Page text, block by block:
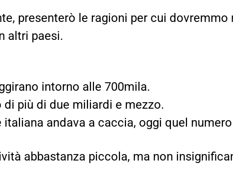
presenterò le ragioni per cui dovremmo
altri paesi.
intorno alle 700mila.
più di due miliardi e mezzo.
italiana andava a caccia, oggi quel
abbastanza piccola, ma non